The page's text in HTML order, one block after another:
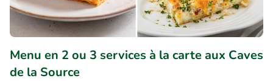
Menu en 2 ou 3 services à la carte aux Caves
de la Source